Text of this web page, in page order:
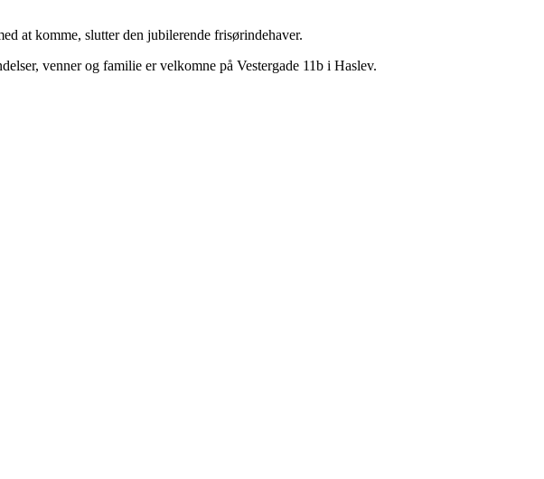
at komme, slutter den jubilerende frisørindehaver.
venner og familie er velkomne på Vestergade 11b i Haslev.